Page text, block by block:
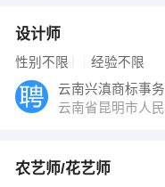
设计师
性别不限 经验不限
云南兴滇商标事
云南省昆明市人
农艺师/花艺师